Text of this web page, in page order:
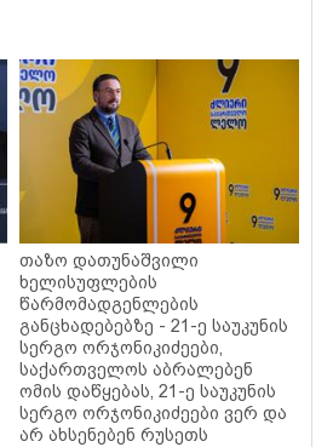
თაზო დათუნაშვილი
ხელისუფლების
წარმომადგენლების
განცხადებებზე - 21-ე საუკუნის
სერგო ორჯონიკიძეები,
საქართველოს აბრალებენ
ომის დაწყებას, 21-ე საუკუნის
სერგო ორჯონიკიძეები ვერ და
არ ახსენებენ რუსეთს